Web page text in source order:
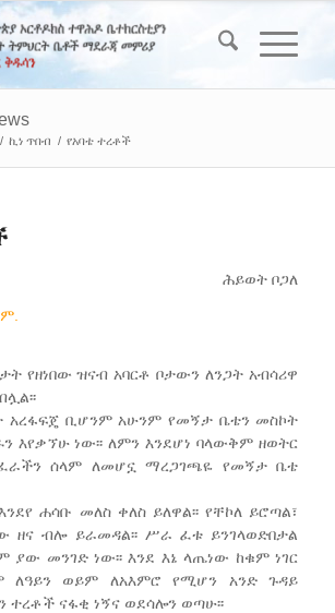
/ ኪነ ጥበብ / የአባቴ ተረቶች
ሕይወት ቦጋለ
የዘነበው ዝናብ አባርቶ ቦታውን ለንጋት አብሳሪዋ
አረፋፍጄ ቢሆንም አሁንም የመኝታ ቤቴን መስኮት
እየቃኘሁ ነው፡፡ ለምን እንደሆነ ባላውቅም ዘወትር
ሰላም ለመሆኗ ማረጋገጫዬ የመኝታ ቤቴ
ሐሳቡ መለስ ቀለስ ይለዋል፡፡ የቸኮለ ይሮጣል፣
ዘና ብሎ ይራመዳል፡፡ ሥራ ፈቱ ይንገላወድበታል
መንገድ ነው፡፡ እንደ እኔ ላጤነው ከቁም ነገር
ለዓይን ወይም ለአእምሮ የሚሆን አንድ ጉዳይ
ተረቶች ናፋቂ ነኝና ወደሳሎን ወጣሁ፡፡